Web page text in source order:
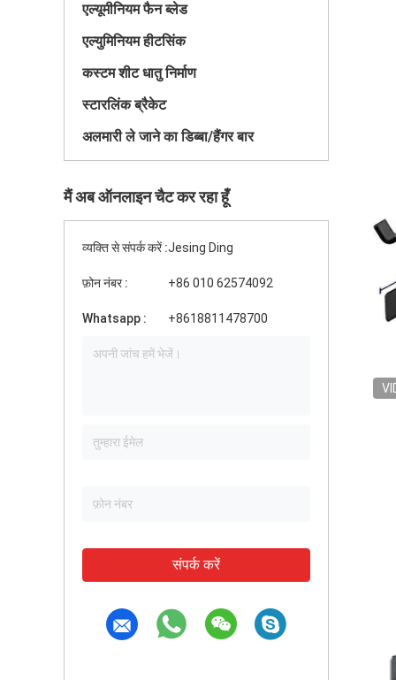
एल्यूमीनियम फैन ब्लेड
एल्युमिनियम हीटसिंक
कस्टम शीट धातु निर्माण
स्टारलिंक ब्रैकेट
अलमारी ले जाने का डिब्बा/हैंगर बार
मैं अब ऑनलाइन चैट कर रहा हूँ
व्यक्ति से संपर्क करें :Jesing Ding
फ़ोन नंबर : +86 010 62574092
Whatsapp : +8618811478700
संपर्क करें